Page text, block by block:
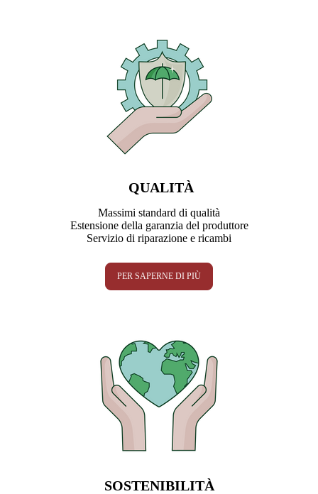
QUALITÀ
Massimi standard di qualità
Estensione della garanzia del produttore
Servizio di riparazione e ricambi
PER SAPERNE DI PIÙ
SOSTENIBILITÀ